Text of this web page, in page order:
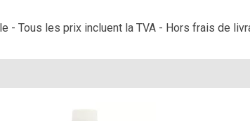
- Tous les prix incluent la TVA - Hors frais de